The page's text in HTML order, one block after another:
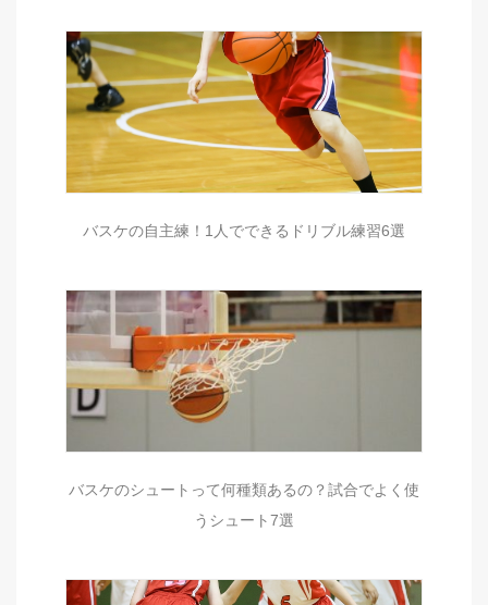
バスケの自主練！1人でできるドリブル練習6選
バスケのシュートって何種類あるの？試合でよく使
うシュート7選